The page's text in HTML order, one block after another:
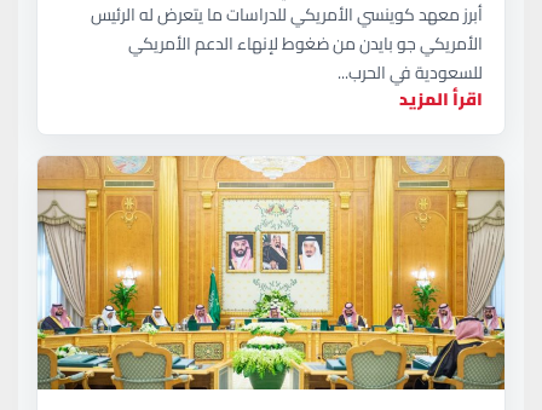
أبرز معهد كوينسي الأمريكي للدراسات ما يتعرض له الرئيس
الأمريكي جو بايدن من ضغوط لإنهاء الدعم الأمريكي
للسعودية في الحرب...
اقرأ المزيد